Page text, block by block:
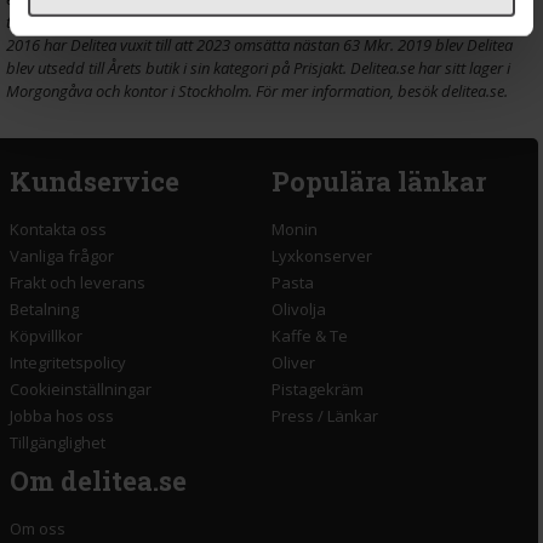
tillsammans med nätets bekvämlighet och snabba leveranser. Sedan starten
2016 har Delitea vuxit till att 2023 omsätta nästan 63 Mkr. 2019 blev Delitea
blev utsedd till Årets butik i sin kategori på Prisjakt. Delitea.se har sitt lager i
Morgongåva och kontor i Stockholm. För mer information, besök delitea.se.
Kundservice
Kontakta oss
Vanliga frågor
Frakt och leverans
Betalning
Köpvillkor
Integritetspolicy
Cookieinställningar
Jobba hos oss
Tillgänglighet
Populära länkar
Monin
Lyxkonserver
Pasta
Olivolja
Kaffe & Te
Oliver
Pistagekräm
Press / Länkar
Om delitea.se
Om oss